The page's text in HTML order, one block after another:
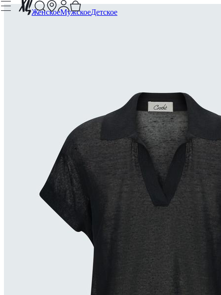
ЖенскоеМужскоеДетское